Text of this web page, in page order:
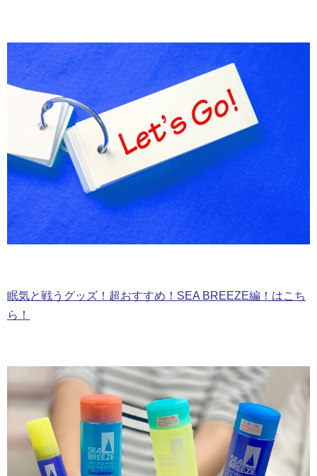
眠気と戦うグッズ！超おすすめ！SEA BREEZE編！はこち
ら！